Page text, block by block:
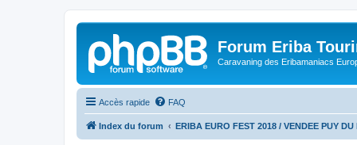
Forum Eriba
Caravaning des Eribamaniacs
Accès rapide FAQ
Index du forum ERIBA EURO FEST 2018 / VENDEE PUY DU